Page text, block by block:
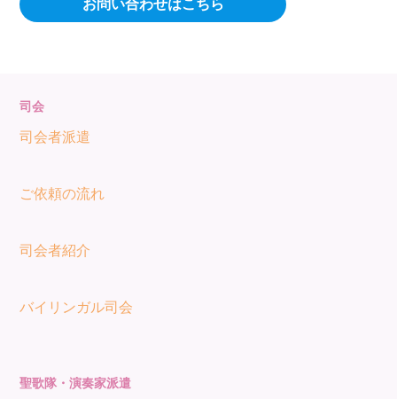
お問い合わせはこちら
司会
司会者派遣
ご依頼の流れ
司会者紹介
バイリンガル司会
聖歌隊・演奏家派遣